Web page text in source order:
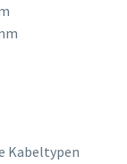
Kabeltypen